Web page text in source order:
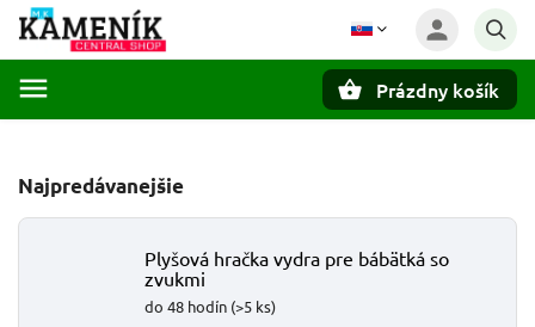
Prázdny košík
Najpredávanejšie
Plyšová hračka vydra pre bábätká so
zvukmi
do 48 hodín (>5 ks)